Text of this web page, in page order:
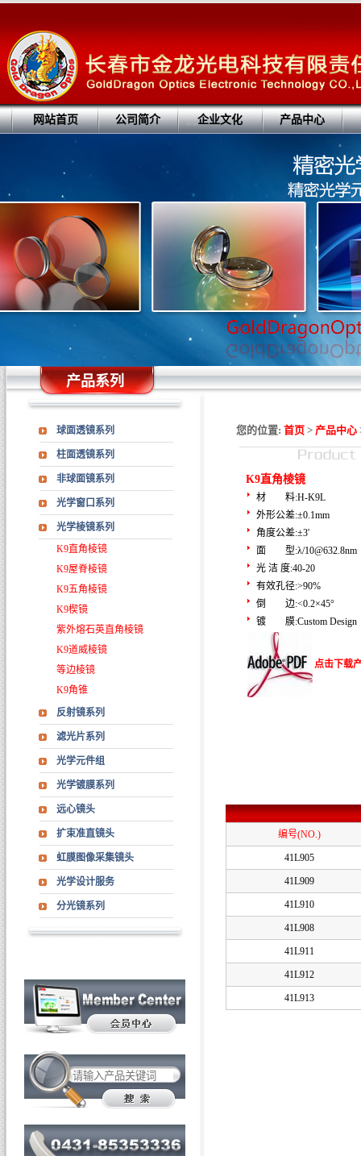
网站首页 公司简介 企业文化 产品中心
产品系列
球面透镜系列
柱面透镜系列
非球面镜系列
光学窗口系列
光学棱镜系列
K9直角棱镜
K9屋脊棱镜
K9五角棱镜
K9楔镜
紫外熔石英直角棱镜
K9道威棱镜
等边棱镜
K9角锥
反射镜系列
滤光片系列
光学元件组
光学镀膜系列
远心镜头
扩束准直镜头
虹膜图像采集镜头
光学设计服务
分光镜系列
您的位置: 首页 > 产品中心
K9直角棱镜
材 料:H-K9L
外形公差:±0.1mm
角度公差:±3'
面 型:λ/10@632.8nm
光 洁 度:40-20
有效孔径:>90%
倒 边:<0.2×45°
镀 膜:Custom Design
点击下载
编号(NO.)
41L905
41L909
41L910
41L908
41L911
41L912
41L913